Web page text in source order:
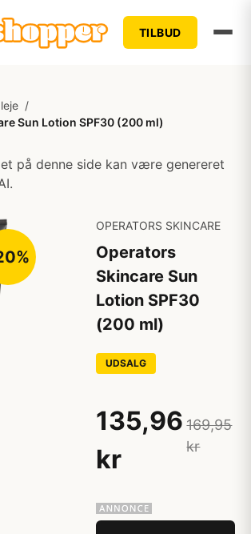
TILBUD
/
Sun Lotion SPF30 (200 ml)
på denne side kan være genereret
OPERATORS SKINCARE
Operators
Skincare Sun
Lotion SPF30
(200 ml)
UDSALG
135,96
kr
169,95
kr